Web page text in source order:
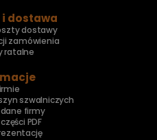
i dostawa
dostawy
zamówienia
ratalne
szwalniczych
firmy
PDF